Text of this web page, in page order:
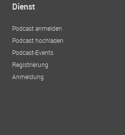
Dienst
Podcast anmelden
Podcast hochladen
Podcast-Events
Registrierung
Anmeldung